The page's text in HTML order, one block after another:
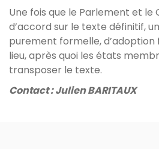
Une fois que le Parlement et le
d’accord sur le texte définitif,
purement formelle, d’adoption
lieu, après quoi les états
transposer le texte.
Contact : Julien BARITAUX